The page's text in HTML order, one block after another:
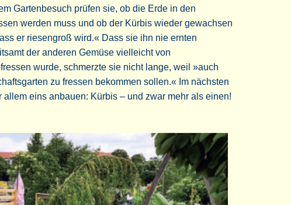
Gartenbesuch prüfen sie, ob die Erde in den
werden muss und ob der Kürbis wieder gewachsen
er riesengroß wird.« Dass sie ihn nie ernten
der anderen Gemüse vielleicht von
wurde, schmerzte sie nicht lange, weil »auch
zu fressen bekommen sollen.« Im nächsten
allem eins anbauen: Kürbis – und zwar mehr als einen!